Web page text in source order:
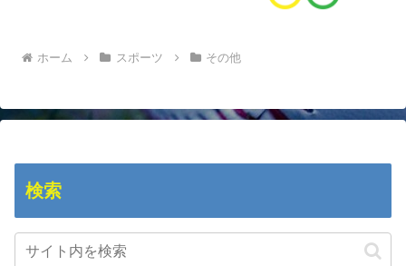
ホーム スポーツ その他
検索